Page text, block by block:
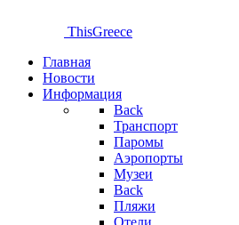
ThisGreece
Главная
Новости
Информация
Back
Транспорт
Паромы
Аэропорты
Музеи
Back
Пляжи
Отели